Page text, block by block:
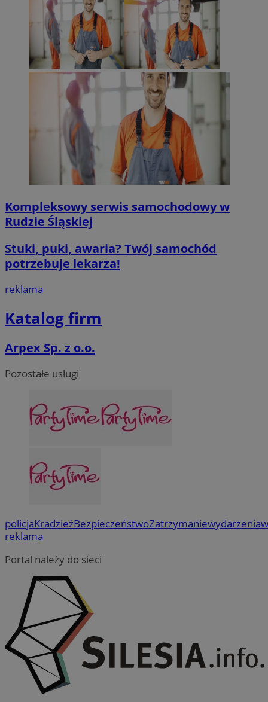
Kompleksowy serwis samochodowy w
Rudzie Śląskiej
Stuki, puki, awaria? Twój samochód
potrzebuje lekarza!
reklama
Katalog firm
Arpex Sp. z o.o.
Pozostałe usługi
policjaKradzieżBezpieczeństwoZatrzymaniewydarzenia
reklama
Portal należy do sieci